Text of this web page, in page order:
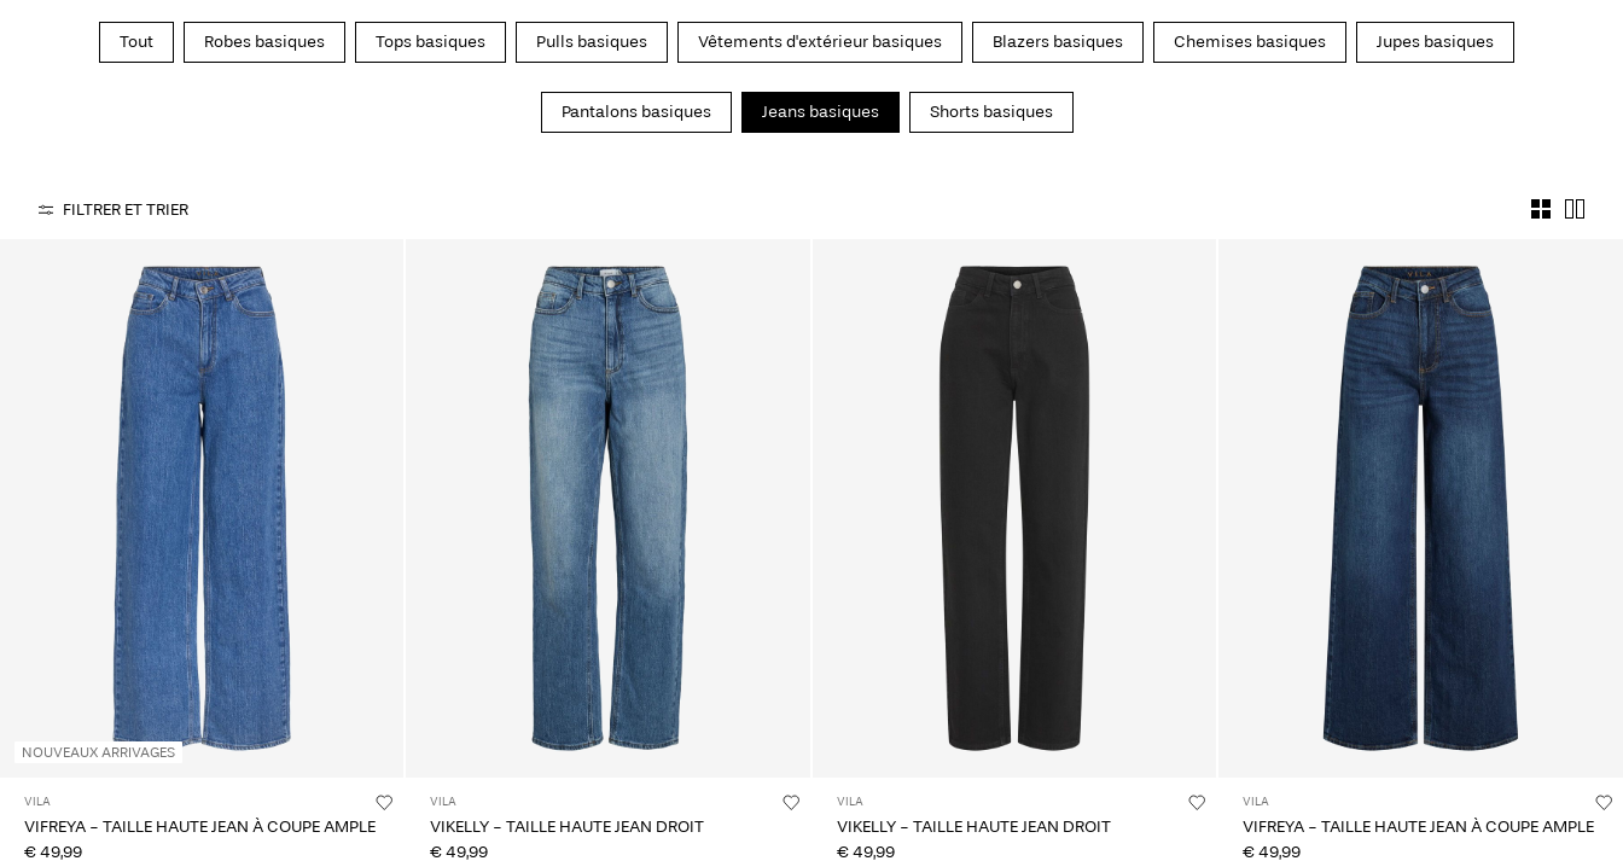
Tout Robes basiques Tops basiques Pulls basiques Vêtements d'extérieur basiques Blazers basiques Chemises basiques Jupes basiques
Pantalons basiques Jeans basiques Shorts basiques
FILTRER ET TRIER
NOUVEAUX ARRIVAGES
VILA
VIFREYA - TAILLE HAUTE JEAN À COUPE AMPLE
€ 49,99
VILA
VIKELLY - TAILLE HAUTE JEAN DROIT
€ 49,99
VILA
VIKELLY - TAILLE HAUTE JEAN DROIT
€ 49,99
VILA
VIFREYA - TAILLE HAUTE JEAN À COUPE AMPLE
€ 49,99